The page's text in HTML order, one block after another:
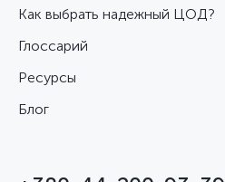
Как выбрать надежный ЦОД?
Глоссарий
Ресурсы
Блог